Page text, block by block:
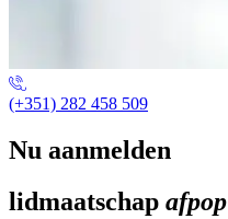
(+351) 282 458 509
Nu aanmelden
lidmaatschap afpop